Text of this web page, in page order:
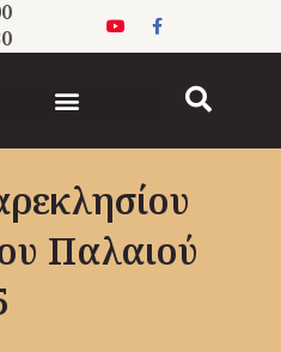
Παλαιού